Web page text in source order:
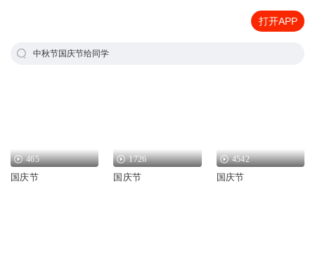
打开APP
中秋节国庆节给同学
465
国庆节
1726
国庆节
4542
国庆节